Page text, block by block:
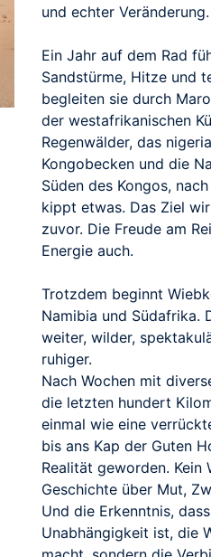
und echter Veränderung.
Ein Jahr auf dem Rad
Sandstürme, Hitze und
begleiten sie durch
der westafrikanischen
Regenwälder, das
Kongobecken und die
Süden des Kongos,
kippt etwas. Das Ziel
zuvor. Die Freude am
Energie auch.
Trotzdem beginnt
Namibia und Südafrika.
weiter, wilder,
ruhiger.
Nach Wochen mit
die letzten hundert
einmal wie eine
bis ans Kap der Guten
Realität geworden. Kein
Geschichte über Mut,
Und die Erkenntnis,
Unabhängigkeit ist, die